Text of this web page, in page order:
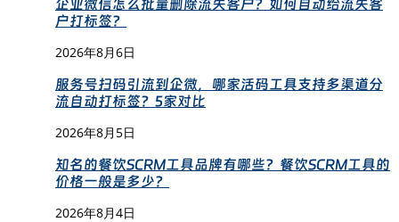
企业微信怎么批量删除流失客户？如何自动给流失客
户打标签？
2026年8月6日
服务号扫码引流到企微，哪家活码工具支持多渠道分
流自动打标签？5家对比
2026年8月5日
知名的餐饮SCRM工具品牌有哪些？餐饮SCRM工具的
价格一般是多少？
2026年8月4日